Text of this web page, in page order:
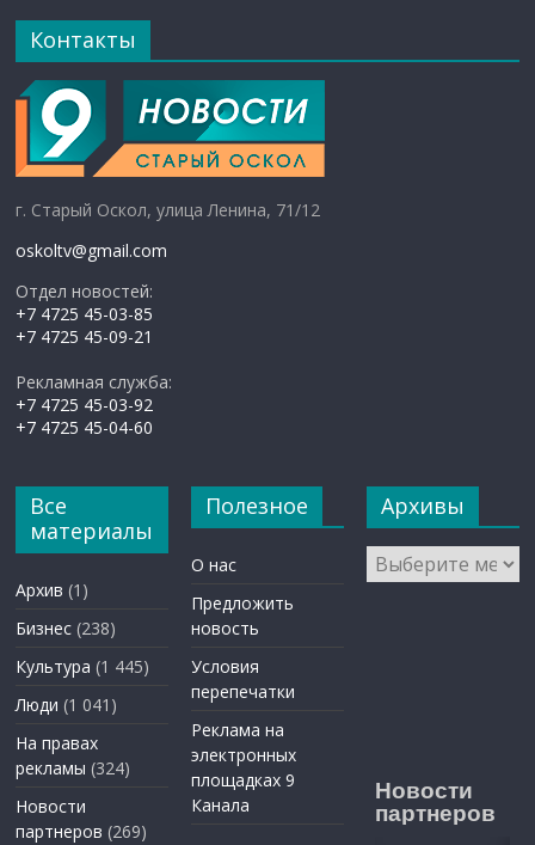
Контакты
г. Старый Оскол, улица Ленина, 71/12
oskoltv@gmail.com
Отдел новостей:
+7 4725 45-03-85
+7 4725 45-09-21
Рекламная служба:
+7 4725 45-03-92
+7 4725 45-04-60
Все
материалы
Архив (1)
Бизнес (238)
Культура (1 445)
Люди (1 041)
На правах
рекламы (324)
Новости
партнеров (269)
Полезное
О нас
Предложить
новость
Условия
перепечатки
Реклама на
электронных
площадках 9
Канала
Архивы
Архивы
Новости
партнеров